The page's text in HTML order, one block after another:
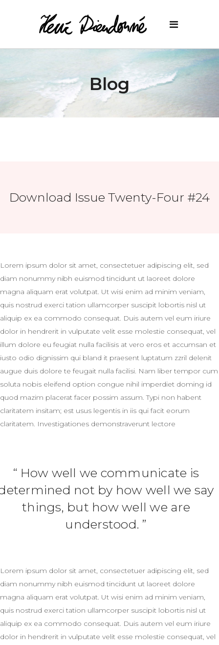
Blog
Download Issue Twenty-Four #24
Lorem ipsum dolor sit amet, consectetuer adipiscing elit, sed
diam nonummy nibh euismod tincidunt ut laoreet dolore
magna aliquam erat volutpat. Ut wisi enim ad minim veniam,
quis nostrud exerci tation ullamcorper suscipit lobortis nisl ut
aliquip ex ea commodo consequat. Duis autem vel eum iriure
dolor in hendrerit in vulputate velit esse molestie consequat, vel
illum dolore eu feugiat nulla facilisis at vero eros et accumsan et
iusto odio dignissim qui bland it praesent luptatum zzril delenit
augue duis dolore te feugait nulla facilisi. Nam liber tempor cum
soluta nobis eleifend option congue nihil imperdiet doming id
quod mazim placerat facer possim assum. Typi non habent
claritatem insitam; est usus legentis in iis qui facit eorum
claritatem. Investigationes demonstraverunt lectore
How well we communicate is
not by how well we say
things, but how well we are
understood.
Lorem ipsum dolor sit amet, consectetuer adipiscing elit, sed
diam nonummy nibh euismod tincidunt ut laoreet dolore
magna aliquam erat volutpat. Ut wisi enim ad minim veniam,
quis nostrud exerci tation ullamcorper suscipit lobortis nisl ut
aliquip ex ea commodo consequat. Duis autem vel eum iriure
dolor in hendrerit in vulputate velit esse molestie consequat, vel